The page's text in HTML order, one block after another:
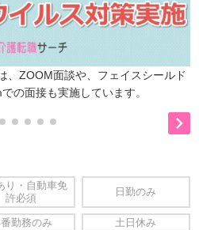
、ZOOM面談や、フェイスシールド
の面接も実施しています。

り・自動車免
許必須
日勤のみ
勤務のみ 土日休み